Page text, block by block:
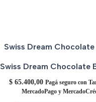
Swiss Dream Chocolate
$ 65.400,00 Pagá seguro con
MercadoPago y